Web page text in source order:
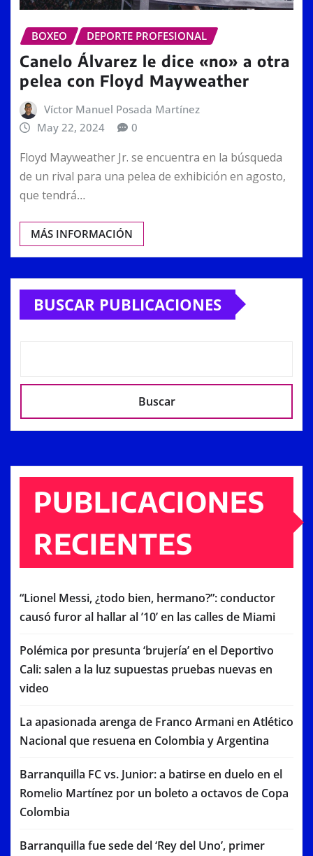
BOXEO DEPORTE PROFESIONAL
Canelo Álvarez le dice «no» a otra
pelea con Floyd Mayweather
Víctor Manuel Posada Martínez
May 22, 2024
0
Floyd Mayweather Jr. se encuentra en la búsqueda
de un rival para una pelea de exhibición en agosto,
que tendrá…
MÁS INFORMACIÓN
BUSCAR PUBLICACIONES
Buscar
PUBLICACIONES
RECIENTES
“Lionel Messi, ¿todo bien, hermano?”: conductor
causó furor al hallar al ’10’ en las calles de Miami
Polémica por presunta ‘brujería’ en el Deportivo
Cali: salen a la luz supuestas pruebas nuevas en
video
La apasionada arenga de Franco Armani en Atlético
Nacional que resuena en Colombia y Argentina
Barranquilla FC vs. Junior: a batirse en duelo en el
Romelio Martínez por un boleto a octavos de Copa
Colombia
Barranquilla fue sede del ‘Rey del Uno’, primer